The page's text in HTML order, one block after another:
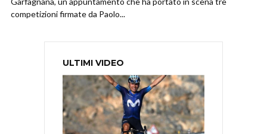
competizioni firmate da Paolo...
ULTIMI VIDEO